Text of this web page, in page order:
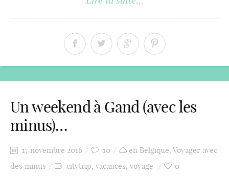
Un weekend à Gand (avec les
minus)…
17 novembre 2016 10 en Belgique, Voyager avec
des minus
citytrip, vacances, voyage 0